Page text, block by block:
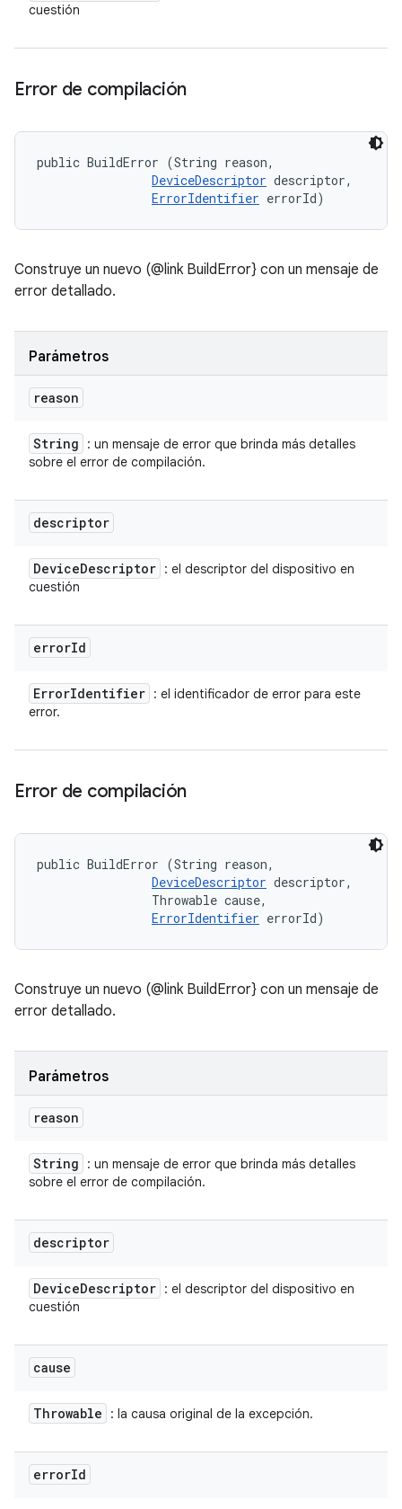
cuestión
Error de compilación
public BuildError (String reason,
DeviceDescriptor descriptor,
ErrorIdentifier errorId)
Construye un nuevo (@link BuildError} con un mensaje de
error detallado.
Parámetros
reason
String
: un mensaje de error que brinda más detalles
sobre el error de compilación.
descriptor
DeviceDescriptor : el descriptor del dispositivo en
cuestión
errorId
ErrorIdentifier : el identificador de error para este
error.
Error de compilación
public BuildError (String reason,
DeviceDescriptor descriptor,
                Throwable cause,
ErrorIdentifier errorId)
Construye un nuevo (@link BuildError} con un mensaje de
error detallado.
Parámetros
reason
String
: un mensaje de error que brinda más detalles
sobre el error de compilación.
descriptor
DeviceDescriptor : el descriptor del dispositivo en
cuestión
cause
Throwable : la causa original de la excepción.
errorId